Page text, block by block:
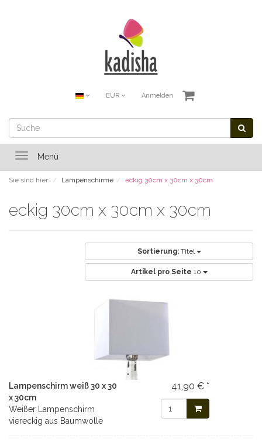
EUR Anmelden
ToggleMenü
Sie sind hier: Lampenschirme eckig 30cm x 30cm x 30cm
eckig 30cm x 30cm x 30cm
Sortierung: Titel
Artikel pro Seite 10
Lampenschirm weiß 30 x 30
x 30cm
Weißer Lampenschirm
viereckig aus Baumwolle
41,90 € *